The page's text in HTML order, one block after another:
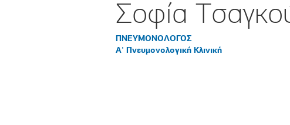
Σοφία
ΠΝΕΥΜΟΝΟΛΟΓΟΣ
Α' Πνευμονολογική Κλινική